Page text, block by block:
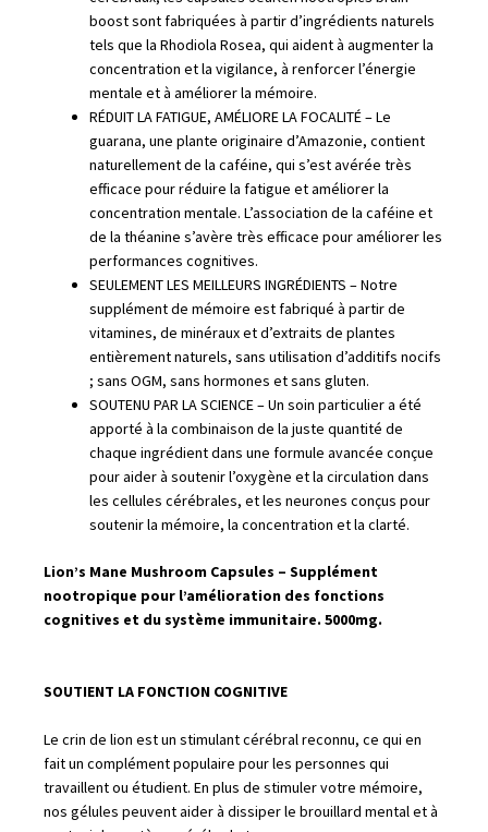
boost sont fabriquées à partir d’ingrédients naturels
tels que la Rhodiola Rosea, qui aident à augmenter la
concentration et la vigilance, à renforcer l’énergie
mentale et à améliorer la mémoire.
RÉDUIT LA FATIGUE, AMÉLIORE LA FOCALITÉ – Le
guarana, une plante originaire d’Amazonie, contient
naturellement de la caféine, qui s’est avérée très
efficace pour réduire la fatigue et améliorer la
concentration mentale. L’association de la caféine et
de la théanine s’avère très efficace pour améliorer les
performances cognitives.
SEULEMENT LES MEILLEURS INGRÉDIENTS – Notre
supplément de mémoire est fabriqué à partir de
vitamines, de minéraux et d’extraits de plantes
entièrement naturels, sans utilisation d’additifs nocifs
; sans OGM, sans hormones et sans gluten.
SOUTENU PAR LA SCIENCE – Un soin particulier a été
apporté à la combinaison de la juste quantité de
chaque ingrédient dans une formule avancée conçue
pour aider à soutenir l’oxygène et la circulation dans
les cellules cérébrales, et les neurones conçus pour
soutenir la mémoire, la concentration et la clarté.
Lion’s Mane Mushroom Capsules – Supplément
nootropique pour l’amélioration des fonctions
cognitives et du système immunitaire. 5000mg.
SOUTIENT LA FONCTION COGNITIVE
Le crin de lion est un stimulant cérébral reconnu, ce qui en
fait un complément populaire pour les personnes qui
travaillent ou étudient. En plus de stimuler votre mémoire,
nos gélules peuvent aider à dissiper le brouillard mental et à